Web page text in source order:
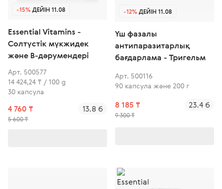
-15%ДЕЙІН 11.08
Essential Vitamins -
Солтүстік мүкжидек
және В-дәрумендері
Арт. 500577
14 424,24 ₸ / 100 g
30 капсула
4 760 ₸
5 600 ₸
13.8 б
-12%ДЕЙІН 11.08
Үш фазалы
антипаразитарлық
бағдарлама - Тригельм
Арт. 500116
90 капсула және 200 г
8 185 ₸
9 300 ₸
23.4 б